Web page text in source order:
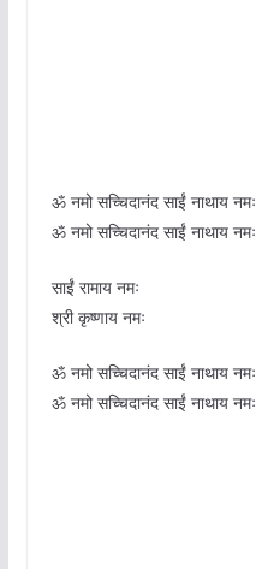
ॐ नमो सच्चिदानंद साईं नाथाय नमः
ॐ नमो सच्चिदानंद साईं नाथाय नमः
साईं रामाय नमः
श्री कृष्णाय नमः
ॐ नमो सच्चिदानंद साईं नाथाय नमः
ॐ नमो सच्चिदानंद साईं नाथाय नमः